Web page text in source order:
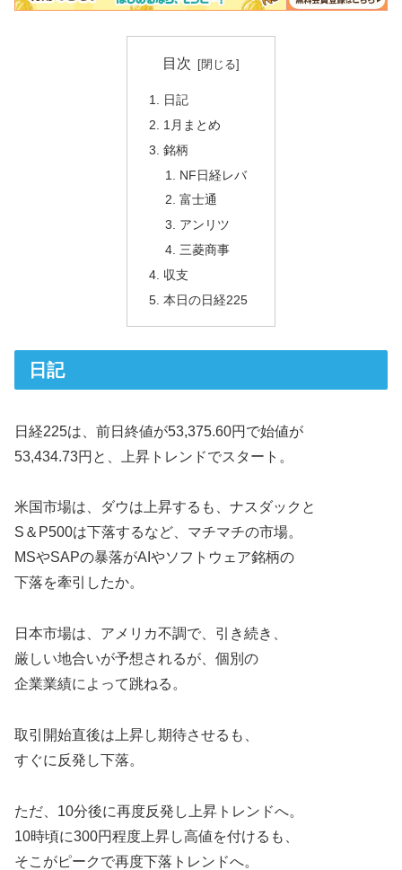
目次
日記
1月まとめ
銘柄
NF日経レバ
富士通
アンリツ
三菱商事
収支
本日の日経225
日記
日経225は、前日終値が53,375.60円で始値が
53,434.73円と、上昇トレンドでスタート。
米国市場は、ダウは上昇するも、ナスダックと
S＆P500は下落するなど、マチマチの市場。
MSやSAPの暴落がAIやソフトウェア銘柄の
下落を牽引したか。
日本市場は、アメリカ不調で、引き続き、
厳しい地合いが予想されるが、個別の
企業業績によって跳ねる。
取引開始直後は上昇し期待させるも、
すぐに反発し下落。
ただ、10分後に再度反発し上昇トレンドへ。
10時頃に300円程度上昇し高値を付けるも、
そこがピークで再度下落トレンドへ。